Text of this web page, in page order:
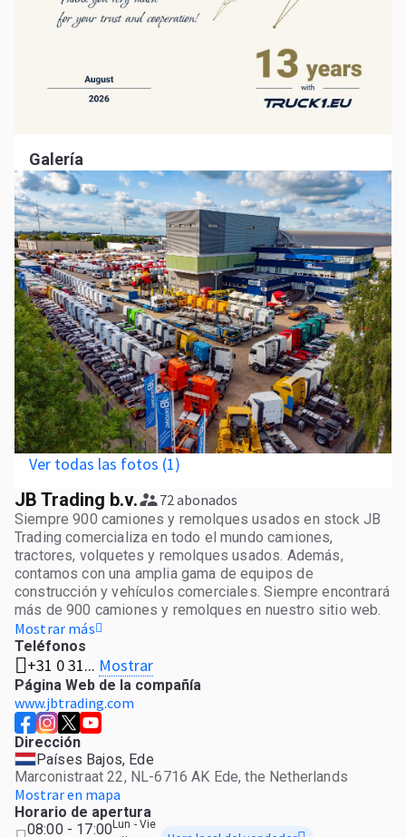
JB Trading b.v. 72 abonados
Siempre 900 camiones y remolques usados ​​en stock JB
Trading comercializa en todo el mundo camiones,
tractores, volquetes y remolques usados. Además,
contamos con una amplia gama de equipos de
construcción y vehículos comerciales. Siempre encontrará
más de 900 camiones y remolques en nuestro sitio web.
O ven conmigo; todos los vehículos se pueden ver en Ede
(Holanda). ¿Quieres ponértelo realmente fácil? Entonces
arreglamos todo para usted. Desde los documentos de
aduana hasta el envío. ¿Y sabías que siempre pagas unos
costes de transporte mínimos con nosotros? Esto se
debe a que cargamos nuestros camiones y remolques de
la manera más eficiente posible. Entonces, ¡hay
suficientes razones para ver nuestro stock o contactar a
nuestros vendedores!
Mostrar más
Teléfonos
+31 0 31... Mostrar
Página Web de la compañía
www.jbtrading.com
Dirección
Países Bajos, Ede
Marconistraat 22, NL-6716 AK Ede, the Netherlands
Mostrar en mapa
Horario de apertura
08:00 - 17:00Lun - Vie
Galería
Ver todas las fotos (1)